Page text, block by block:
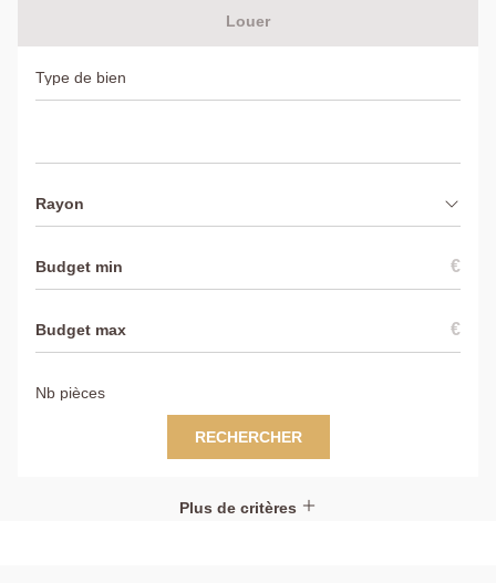
Louer
Rayon
€
€
RECHERCHER
Plus de critères